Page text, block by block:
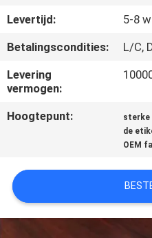
GEVALLEN
PRIVACY
POLICY
Levertijd:
5-8
Betalingscondities:
L/C,
Levering
vermogen:
Hoogtepunt: sterke
de
OEM